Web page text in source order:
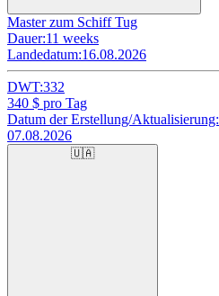
Master zum Schiff Tug
Dauer:11 weeks
Landedatum:16.08.2026
DWT:332
340 $ pro Tag
Datum der Erstellung/Aktualisierung:
07.08.2026
🇺🇦